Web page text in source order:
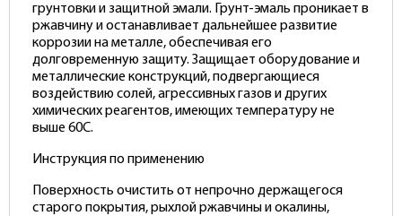
грунтовки и защитной эмали. Грунт-эмаль проникает в
ржавчину и останавливает дальнейшее развитие
коррозии на металле, обеспечивая его
долговременную защиту. Защищает оборудование и
металлические конструкций, подвергающиеся
воздействию солей, агрессивных газов и других
химических реагентов, имеющих температуру не
выше 60С.
Инструкция по применению
Поверхность очистить от непрочно держащегося
старого покрытия, рыхлой ржавчины и окалины,